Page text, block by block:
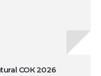
СОК 2026